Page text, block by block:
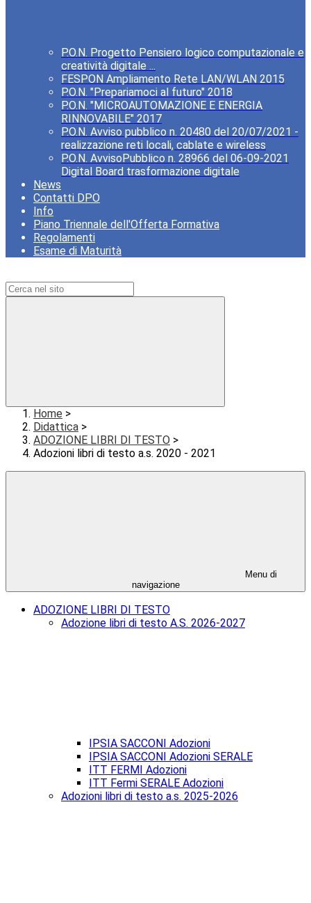
P.O.N. Progetto Pensiero logico computazionale e
creatività digitale ...
FESPON Ampliamento Rete LAN/WLAN 2015
P.O.N. "Prepariamoci al futuro" 2018
P.O.N. "MICROAUTOMAZIONE E ENERGIA
RINNOVABILE" 2017
P.O.N. Avviso pubblico n. 20480 del 20/07/2021 -
realizzazione reti locali, cablate e wireless
P.O.N. AvvisoPubblico n. 28966 del 06-09-2021
Digital Board trasformazione digitale
News
Contatti DPO
Info
Piano Triennale dell'Offerta Formativa
Regolamenti
Esame di Maturità
Home >
Didattica >
ADOZIONE LIBRI DI TESTO >
Adozioni libri di testo a.s. 2020 - 2021
Menu di
navigazione
ADOZIONE LIBRI DI TESTO
Adozione libri di testo A.S. 2026-2027
IPSIA SACCONI Adozioni
IPSIA SACCONI Adozioni SERALE
ITT FERMI Adozioni
ITT Fermi SERALE Adozioni
Adozioni libri di testo a.s. 2025-2026